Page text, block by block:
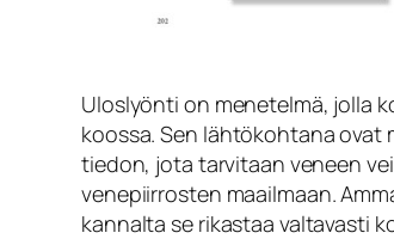
Uloslyönti on menetelmä, jolla
koossa. Sen lähtökohtana
tiedon, jota tarvitaan veneen
venepiirrosten maailmaan.
kannalta se rikastaa valtavasti